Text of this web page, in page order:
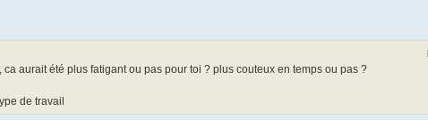
aurait été plus fatigant ou pas pour toi ? plus couteux en temps ou pas ?
de travail